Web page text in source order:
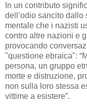
In un contributo
dell’odio sancito dallo
mentale che i nazisti
contro altre nazioni e
provocando
"questione ebraica":
persona, un gruppo
morte e distruzione,
non sulla loro stessa
vittime a esistere”.